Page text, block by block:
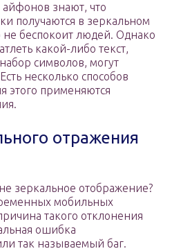
знают, что
получаются в зеркальном
беспокоит людей. Однако
какой-либо текст,
символов, могут
несколько способов
этого применяются
отражения
зеркальное отображение?
мобильных
такого отклонения
ошибка
так называемый баг.